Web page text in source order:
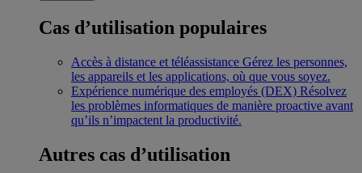
Cas d’utilisation populaires
Accès à distance et téléassistance Gérez les personnes,
les appareils et les applications, où que vous soyez.
Expérience numérique des employés (DEX) Résolvez
les problèmes informatiques de manière proactive avant
qu’ils n’impactent la productivité.
Autres cas d’utilisation